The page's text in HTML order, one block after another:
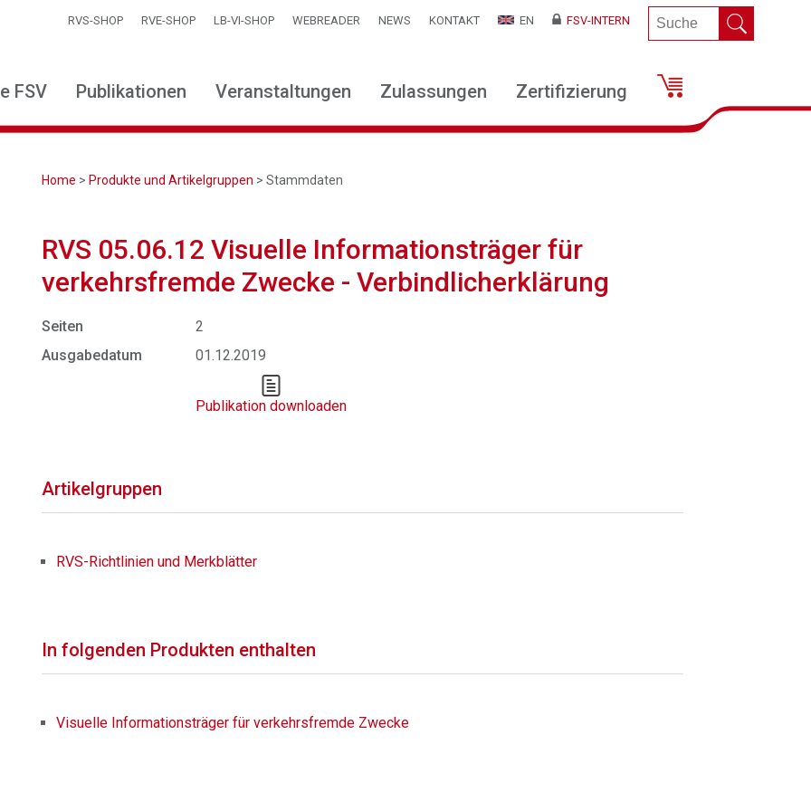
RVS-SHOP RVE-SHOP LB-VI-SHOP WEBREADER NEWS KONTAKT EN FSV-INTERN
FSV Publikationen Veranstaltungen Zulassungen Zertifizierung
Home > Produkte und Artikelgruppen > Stammdaten
RVS 05.06.12 Visuelle Informationsträger für
verkehrsfremde Zwecke - Verbindlicherklärung
Seiten
2
Ausgabedatum
01.12.2019
Publikation downloaden
Artikelgruppen
RVS-Richtlinien und Merkblätter
In folgenden Produkten enthalten
Visuelle Informationsträger für verkehrsfremde Zwecke